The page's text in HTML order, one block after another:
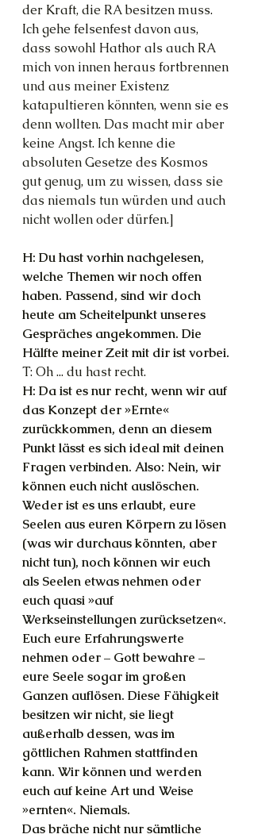
der Kraft, die RA besitzen muss.
Ich gehe felsenfest davon aus,
dass sowohl Hathor als auch RA
mich von innen heraus fortbrennen
und aus meiner Existenz
katapultieren könnten, wenn sie es
denn wollten. Das macht mir aber
keine Angst. Ich kenne die
absoluten Gesetze des Kosmos
gut genug, um zu wissen, dass sie
das niemals tun würden und auch
nicht wollen oder dürfen.]
H: Du hast vorhin nachgelesen,
welche Themen wir noch offen
haben. Passend, sind wir doch
heute am Scheitelpunkt unseres
Gespräches angekommen. Die
Hälfte meiner Zeit mit dir ist vorbei.
T: Oh ... du hast recht.
H: Da ist es nur recht, wenn wir auf
das Konzept der »Ernte«
zurückkommen, denn an diesem
Punkt lässt es sich ideal mit deinen
Fragen verbinden. Also: Nein, wir
können euch nicht auslöschen.
Weder ist es uns erlaubt, eure
Seelen aus euren Körpern zu lösen
(was wir durchaus könnten, aber
nicht tun), noch können wir euch
als Seelen etwas nehmen oder
euch quasi »auf
Werkseinstellungen zurücksetzen«.
Euch eure Erfahrungswerte
nehmen oder – Gott bewahre –
eure Seele sogar im großen
Ganzen auflösen. Diese Fähigkeit
besitzen wir nicht, sie liegt
außerhalb dessen, was im
göttlichen Rahmen stattfinden
kann. Wir können und werden
euch auf keine Art und Weise
»ernten«. Niemals.
Das bräche nicht nur sämtliche